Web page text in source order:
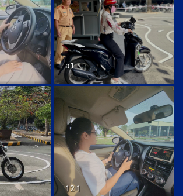
a1
12 1